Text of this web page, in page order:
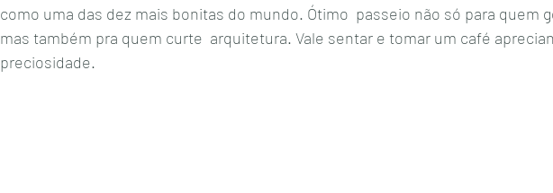
como uma das dez mais bonitas do mundo. Ótimo  passeio não só para quem
mas também pra quem curte  arquitetura. Vale sentar e tomar um café
preciosidade.